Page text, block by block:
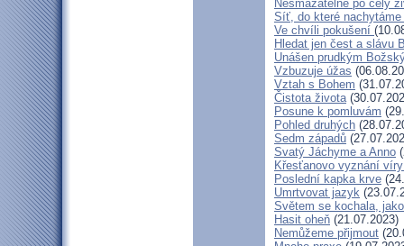
Nesmazatelně po celý
Síť, do které
Ve chvíli pokušení
Hledat jen čest a slávu
Unášen prudkým
Vzbuzuje úžas
Vztah s Bohem
Čistota života
Posune k pomluvám
Pohled druhých
Sedm západů
Svatý Jáchyme a Anno
Křesťanovo vyznání
Poslední kapka krve
Umrtvovat jazyk
Světem se kochala,
Hasit oheň (21.07.2023)
Nemůžeme přijmout